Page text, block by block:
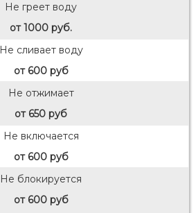
Не греет воду
от 1000 руб.
Не сливает воду
от 600 руб
Не отжимает
от 650 руб
Не включается
от 600 руб
Не блокируется
от 600 руб